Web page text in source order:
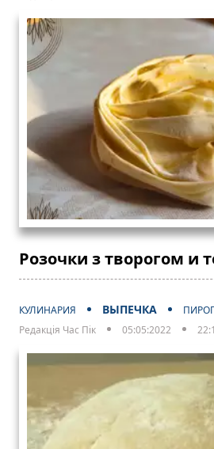
Розочки з творогом и
КУЛИНАРИЯ ВЫПЕЧКА
Редакція Час Пік
05:05:2022